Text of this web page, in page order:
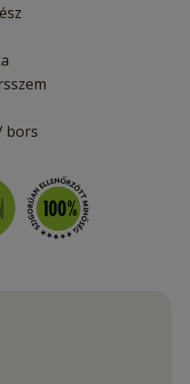
bors